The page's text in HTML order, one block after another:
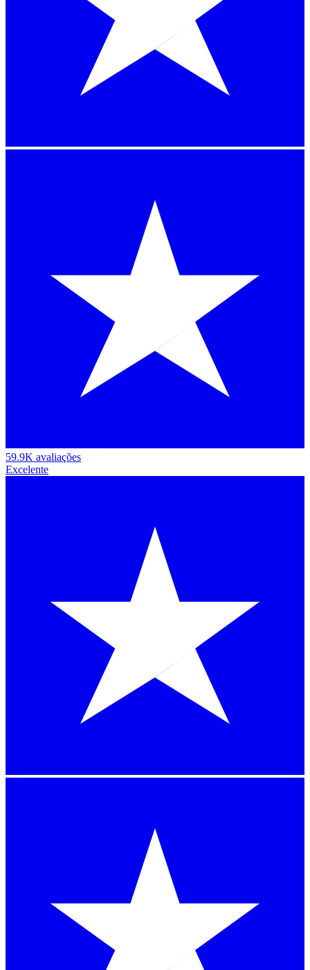
59.9K avaliações
Excelente